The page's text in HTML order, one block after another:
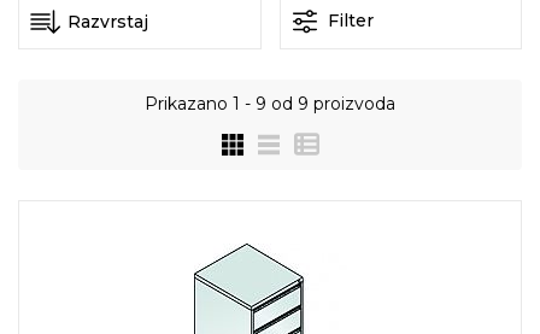
Filter
Prikazano 1 - 9 od 9 proizvoda